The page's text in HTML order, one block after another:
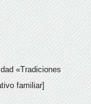
«Tradiciones
familiar]